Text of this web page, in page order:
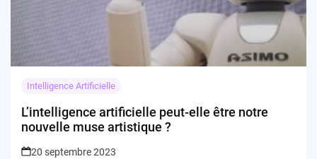
Intelligence Artificielle
L’intelligence artificielle peut-elle être notre
nouvelle muse artistique ?
20 septembre 2023